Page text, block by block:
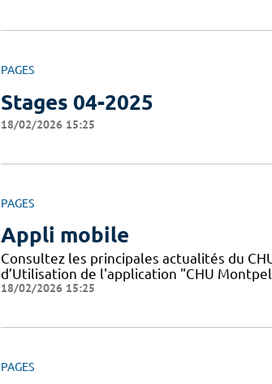
PAGES
Stages 04-2025
18/02/2026 15:25
PAGES
Appli mobile
Consultez les principales actualités du
d’Utilisation de l'application "CHU
18/02/2026 15:25
PAGES